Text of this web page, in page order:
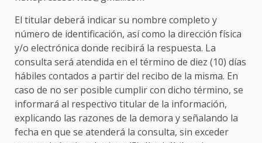
El titular deberá indicar su nombre completo y
número de identificación, así como la dirección física
y/o electrónica donde recibirá la respuesta. La
consulta será atendida en el término de diez (10) días
hábiles contados a partir del recibo de la misma. En
caso de no ser posible cumplir con dicho término, se
informará al respectivo titular de la información,
explicando las razones de la demora y señalando la
fecha en que se atenderá la consulta, sin exceder